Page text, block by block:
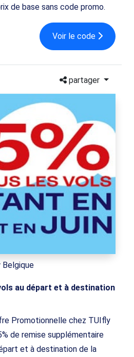
de base sans code promo.
Voir le code
partager
Belgique
au départ et à destination
Promotionnelle chez TUIfly
de remise supplémentaire
et à destination de la